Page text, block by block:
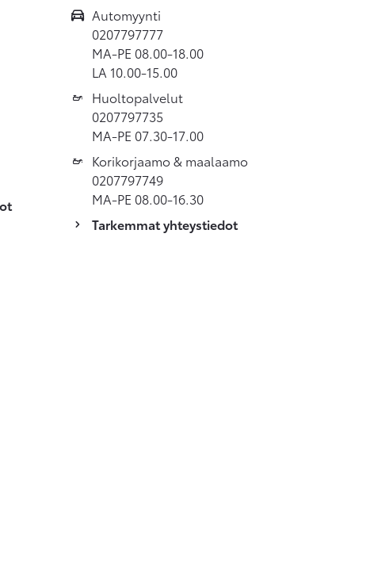
Automyynti
0207797777
MA-PE 08.00-18.00
LA 10.00-15.00
Huoltopalvelut
0207797735
MA-PE 07.30-17.00
Korikorjaamo & maalaamo
0207797749
MA-PE 08.00-16.30
Tarkemmat yhteystiedot